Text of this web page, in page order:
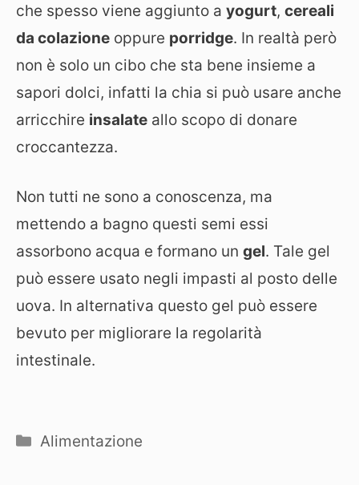
che spesso viene aggiunto a yogurt, cereali
da colazione oppure porridge. In realtà però
non è solo un cibo che sta bene insieme a
sapori dolci, infatti la chia si può usare anche
arricchire insalate allo scopo di donare
croccantezza.
Non tutti ne sono a conoscenza, ma
mettendo a bagno questi semi essi
assorbono acqua e formano un gel. Tale gel
può essere usato negli impasti al posto delle
uova. In alternativa questo gel può essere
bevuto per migliorare la regolarità
intestinale.
Categorie
Alimentazione